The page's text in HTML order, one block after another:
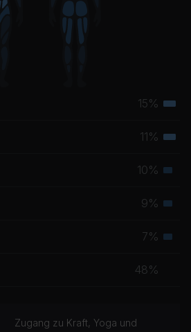
15%
11%
10%
9%
7%
48%
Zugang zu Kraft, Yoga und